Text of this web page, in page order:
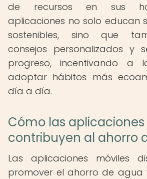
de recursos en sus
aplicaciones no solo educan
sostenibles, sino que
consejos personalizados y
progreso, incentivando a
adoptar hábitos más
día a día.
Cómo las
contribuyen al ahorro
Las aplicaciones móviles
promover el ahorro de agua